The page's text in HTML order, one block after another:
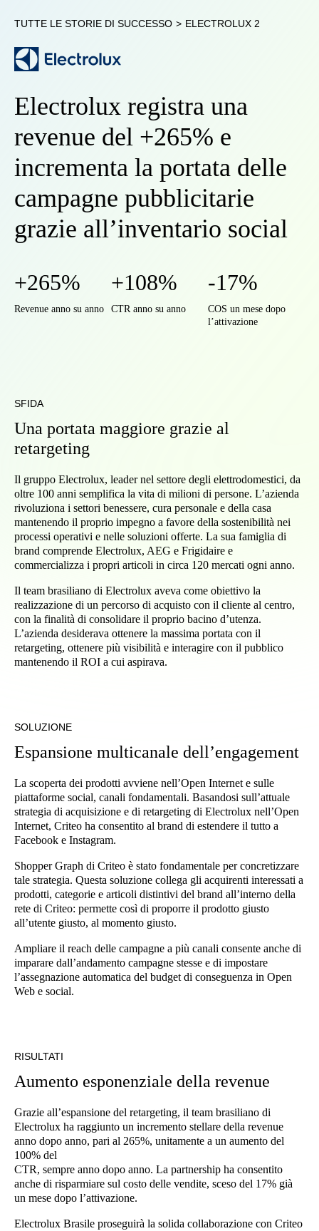
TUTTE LE STORIE DI SUCCESSO > ELECTROLUX 2
Electrolux registra una
revenue del +265% e
incrementa la portata delle
campagne pubblicitarie
grazie all’inventario social
+265%
Revenue anno su anno
+108%
CTR anno su anno
-17%
COS un mese dopo
l’attivazione
SFIDA
Una portata maggiore grazie al
retargeting
Il gruppo Electrolux, leader nel settore degli elettrodomestici, da
oltre 100 anni semplifica la vita di milioni di persone. L’azienda
rivoluziona i settori benessere, cura personale e della casa
mantenendo il proprio impegno a favore della sostenibilità nei
processi operativi e nelle soluzioni offerte. La sua famiglia di
brand comprende Electrolux, AEG e Frigidaire e
commercializza i propri articoli in circa 120 mercati ogni anno.
Il team brasiliano di Electrolux aveva come obiettivo la
realizzazione di un percorso di acquisto con il cliente al centro,
con la finalità di consolidare il proprio bacino d’utenza.
L’azienda desiderava ottenere la massima portata con il
retargeting, ottenere più visibilità e interagire con il pubblico
mantenendo il ROI a cui aspirava.
SOLUZIONE
Espansione multicanale dell’engagement
La scoperta dei prodotti avviene nell’Open Internet e sulle
piattaforme social, canali fondamentali. Basandosi sull’attuale
strategia di acquisizione e di retargeting di Electrolux nell’Open
Internet, Criteo ha consentito al brand di estendere il tutto a
Facebook e Instagram.
Shopper Graph di Criteo è stato fondamentale per concretizzare
tale strategia. Questa soluzione collega gli acquirenti interessati a
prodotti, categorie e articoli distintivi del brand all’interno della
rete di Criteo: permette così di proporre il prodotto giusto
all’utente giusto, al momento giusto.
Ampliare il reach delle campagne a più canali consente anche di
imparare dall’andamento campagne stesse e di impostare
l’assegnazione automatica del budget di conseguenza in Open
Web e social.
RISULTATI
Aumento esponenziale della revenue
Grazie all’espansione del retargeting, il team brasiliano di
Electrolux ha raggiunto un incremento stellare della revenue
anno dopo anno, pari al 265%, unitamente a un aumento del
100% del
CTR, sempre anno dopo anno. La partnership ha consentito
anche di risparmiare sul costo delle vendite, sceso del 17% già
un mese dopo l’attivazione.
Electrolux Brasile proseguirà la solida collaborazione con Criteo